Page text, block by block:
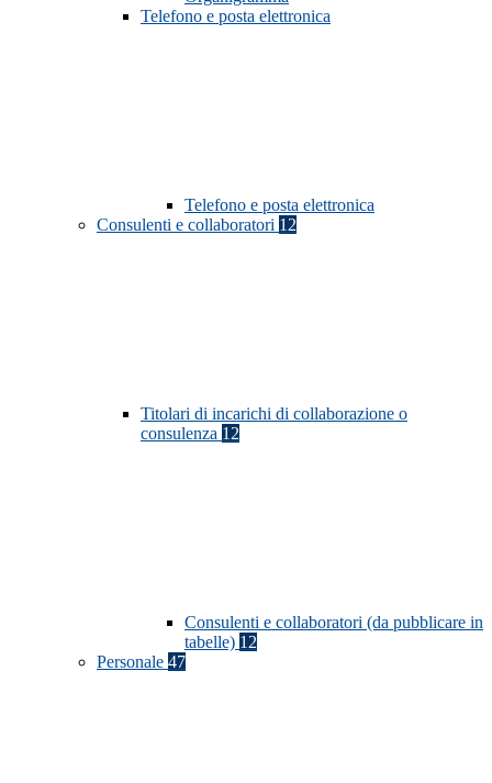
Telefono e posta elettronica
Telefono e posta elettronica
Consulenti e collaboratori 12
Titolari di incarichi di collaborazione o
consulenza 12
Consulenti e collaboratori (da pubblicare in
tabelle) 12
Personale 47